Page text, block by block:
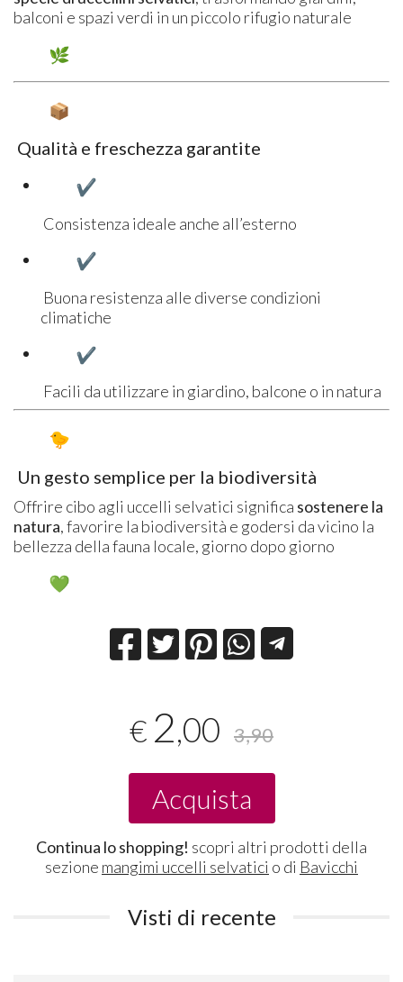
balconi e spazi verdi in un piccolo rifugio naturale
Qualità e freschezza garantite
Consistenza ideale anche all’esterno
Buona resistenza alle diverse condizioni
climatiche
Facili da utilizzare in giardino, balcone o in natura
Un gesto semplice per la biodiversità
Offrire cibo agli uccelli selvatici significa sostenere la
natura, favorire la biodiversità e godersi da vicino la
bellezza della fauna locale, giorno dopo giorno
€ 2,00 3,90
Acquista
Continua lo shopping! scopri altri prodotti della
sezione mangimi uccelli selvatici o di Bavicchi
Visti di recente